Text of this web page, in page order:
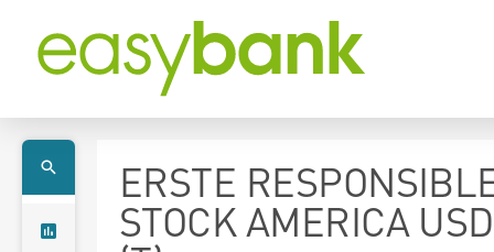
ERSTE
STOCK AMERICA